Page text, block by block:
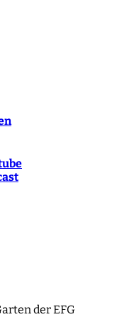
der EFG